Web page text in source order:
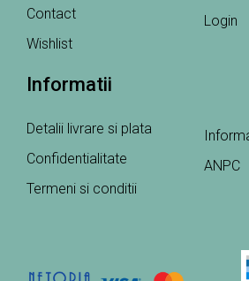
Contact
Wishlist
Login
Informatii
Detalii livrare si plata
Confidentialitate
Termeni si conditii
ANPC